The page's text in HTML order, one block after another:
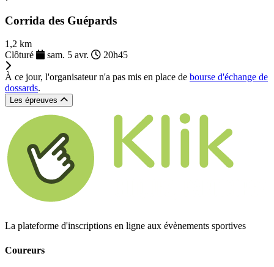
Corrida des Guépards
1,2 km
Clôturé
sam. 5 avr. 20h45
À ce jour, l'organisateur n'a pas mis en place de bourse d'échange de
dossards.
Les épreuves
La plateforme d'inscriptions en ligne aux évènements sportives
Coureurs